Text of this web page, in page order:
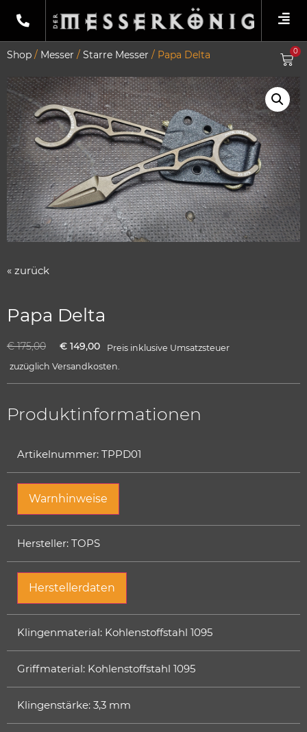
0
Shop / Messer / Starre Messer / Papa Delta
« zurück
Papa Delta
€175,00 € 149,00
Preis inklusive Umsatzsteuer
zuzüglich Versandkosten.
Produktinformationen
Artikelnummer: TPPD01
Warnhinweise
Hersteller: TOPS
Herstellerdaten
Klingenmaterial: Kohlenstoffstahl 1095
Griffmaterial: Kohlenstoffstahl 1095
Klingenstärke: 3,3 mm